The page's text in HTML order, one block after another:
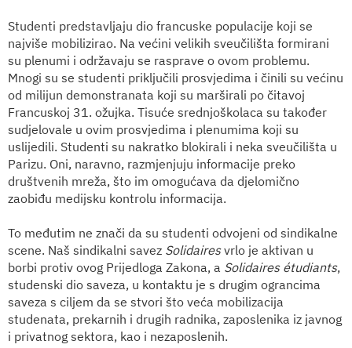
Studenti predstavljaju dio francuske populacije koji se
najviše mobilizirao. Na većini velikih sveučilišta formirani
su plenumi i održavaju se rasprave o ovom problemu.
Mnogi su se studenti priključili prosvjedima i činili su većinu
od milijun demonstranata koji su marširali po čitavoj
Francuskoj 31. ožujka. Tisuće srednjoškolaca su također
sudjelovale u ovim prosvjedima i plenumima koji su
uslijedili. Studenti su nakratko blokirali i neka sveučilišta u
Parizu. Oni, naravno, razmjenjuju informacije preko
društvenih mreža, što im omogućava da djelomično
zaobiđu medijsku kontrolu informacija.
To međutim ne znači da su studenti odvojeni od sindikalne
scene. Naš sindikalni savez Solidairesvrlo je aktivan u
borbi protiv ovog Prijedloga Zakona, a Solidaires étudiants,
studenski dio saveza, u kontaktu je s drugim ograncima
saveza s ciljem da se stvori što veća mobilizacija
studenata, prekarnih i drugih radnika, zaposlenika iz javnog
i privatnog sektora, kao i nezaposlenih.